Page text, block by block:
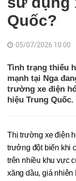
Quốc?
05/07/2026 10:00
Tình trạng thiếu
mạnh tại Nga
trường xe điện
hiệu Trung Quốc.
Thị trường xe điện
trưởng đột biến khi
trên nhiều khu vực
xăng dầu, giá